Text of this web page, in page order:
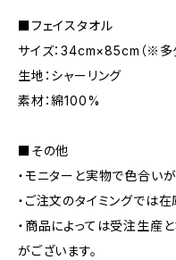
■フェイスタオル
サイズ：34cm×85cm（※多
生地：シャーリング
素材：綿100%
■その他
・モニターと実物で色合い
・ご注文のタイミングでは
・商品によっては受注生産
がございます。